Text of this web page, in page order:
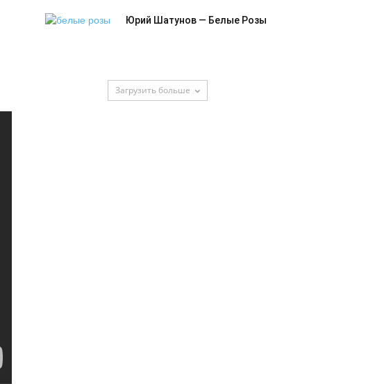
Юрий Шатунов — Белые Розы
Загрузить больше